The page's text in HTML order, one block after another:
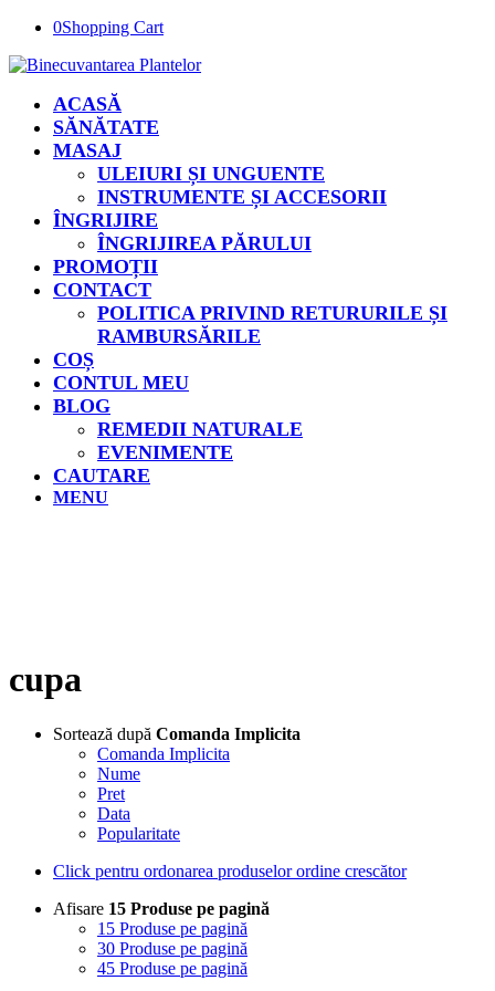
0Shopping Cart
ACASĂ
SĂNĂTATE
MASAJ
ULEIURI ȘI UNGUENTE
INSTRUMENTE ȘI ACCESORII
ÎNGRIJIRE
ÎNGRIJIREA PĂRULUI
PROMOȚII
CONTACT
POLITICA PRIVIND RETURURILE ȘI
RAMBURSĂRILE
COȘ
CONTUL MEU
BLOG
REMEDII NATURALE
EVENIMENTE
CAUTARE
MENU
cupa
Sortează după Comanda Implicita
Comanda Implicita
Nume
Pret
Data
Popularitate
Click pentru ordonarea produselor ordine crescător
Afisare 15 Produse pe pagină
15 Produse pe pagină
30 Produse pe pagină
45 Produse pe pagină